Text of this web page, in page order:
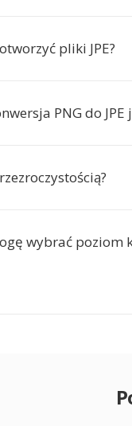
pliki JPE?
PNG do
wybrać poziom